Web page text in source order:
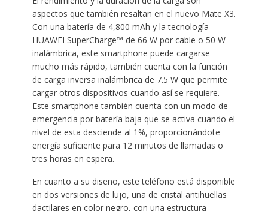
aspectos que también resaltan en el nuevo Mate X3.
Con una batería de 4,800 mAh y la tecnología
HUAWEI SuperCharge™ de 66 W por cable o 50 W
inalámbrica, este smartphone puede cargarse
mucho más rápido, también cuenta con la función
de carga inversa inalámbrica de 7.5 W que permite
cargar otros dispositivos cuando así se requiere.
Este smartphone también cuenta con un modo de
emergencia por batería baja que se activa cuando el
nivel de esta desciende al 1%, proporcionándote
energía suficiente para 12 minutos de llamadas o
tres horas en espera⁠.
En cuanto a su diseño, este teléfono está disponible
en dos versiones de lujo, una de cristal antihuellas
dactilares en color negro, con una estructura